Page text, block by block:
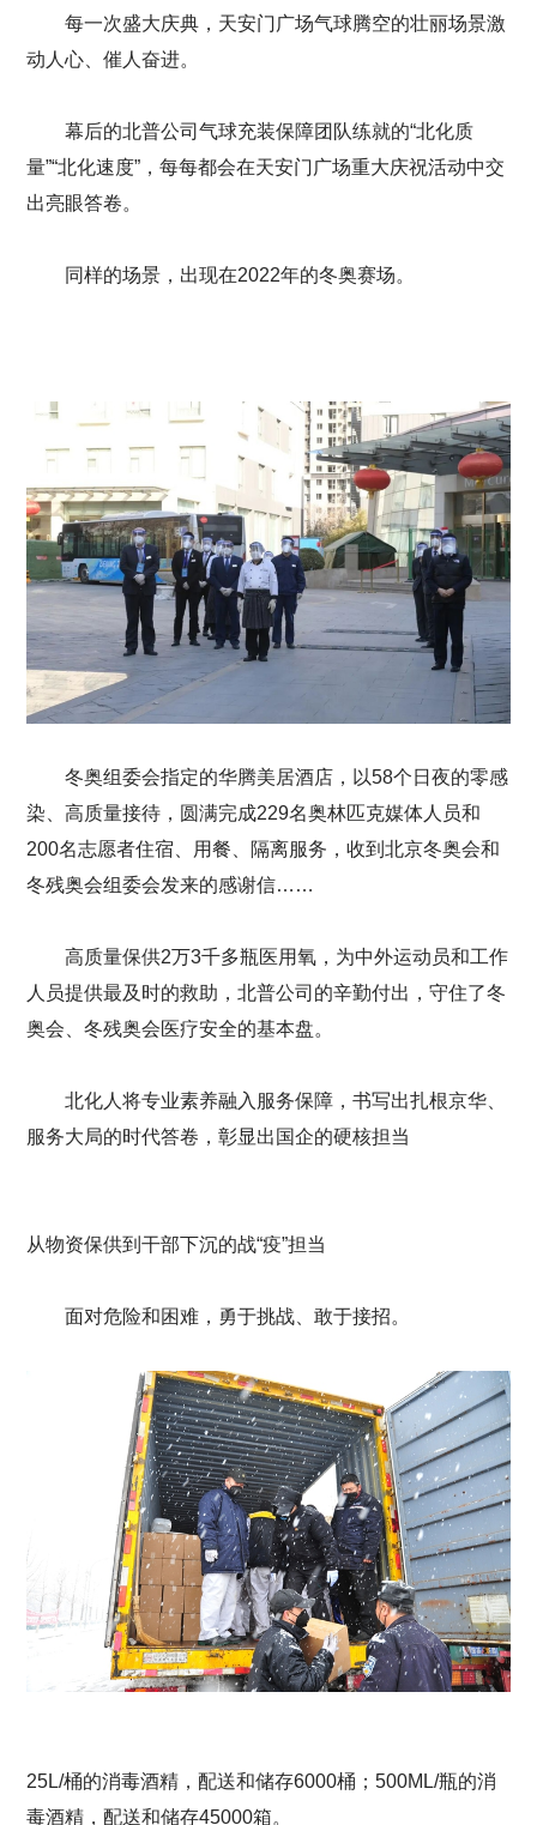
每一次盛大庆典，天安门广场气球腾空的壮丽场景激
动人心、催人奋进。
幕后的北普公司气球充装保障团队练就的“北化质
量”“北化速度”，每每都会在天安门广场重大庆祝活动中交
出亮眼答卷。
同样的场景，出现在2022年的冬奥赛场。
冬奥组委会指定的华腾美居酒店，以58个日夜的零感
染、高质量接待，圆满完成229名奥林匹克媒体人员和
200名志愿者住宿、用餐、隔离服务，收到北京冬奥会和
冬残奥会组委会发来的感谢信……
高质量保供2万3千多瓶医用氧，为中外运动员和工作
人员提供最及时的救助，北普公司的辛勤付出，守住了冬
奥会、冬残奥会医疗安全的基本盘。
北化人将专业素养融入服务保障，书写出扎根京华、
服务大局的时代答卷，彰显出国企的硬核担当
从物资保供到干部下沉的战“疫”担当
面对危险和困难，勇于挑战、敢于接招。
25L/桶的消毒酒精，配送和储存6000桶；500ML/瓶的消
毒酒精，配送和储存45000箱。